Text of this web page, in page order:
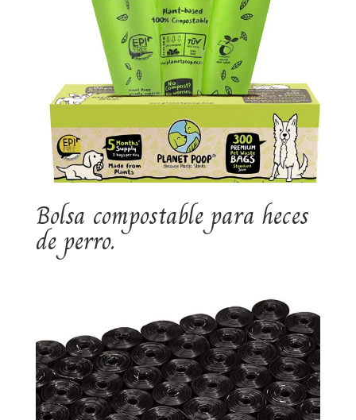
Bolsa compostable para heces
de perro.